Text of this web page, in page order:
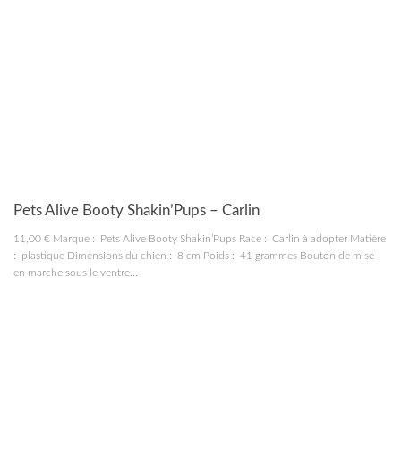
Pets Alive Booty Shakin’Pups – Carlin
11,00 € Marque : Pets Alive Booty Shakin’Pups Race : Carlin à adopter Matière
: plastique Dimensions du chien : 8 cm Poids : 41 grammes Bouton de mise
en marche sous le ventre...